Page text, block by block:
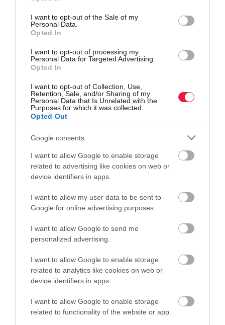
use your data for below specified purposes in below Google
consent section.
I want to opt-out of the Sale of my
Personal Data.
Opted In
I want to opt-out of processing my
Personal Data for Targeted Advertising.
Opted In
I want to opt-out of Collection, Use,
Retention, Sale, and/or Sharing of my
Personal Data that Is Unrelated with the
Purposes for which it was collected.
Opted Out
Google consents
I want to allow Google to enable storage
related to advertising like cookies on web or
device identifiers in apps.
I want to allow my user data to be sent to
Google for online advertising purposes.
I want to allow Google to send me
personalized advertising.
I want to allow Google to enable storage
related to analytics like cookies on web or
device identifiers in apps.
I want to allow Google to enable storage
related to functionality of the website or app.
ALAPKAMAT
Itt az újabb kamatvágás, döntött a Monetáris
Tanács
bázisponttal 5,75 százalékra csökkentette a jegybanki
alapkamatot, a kamatfolyosó két széle is 25-25 bázisponttal